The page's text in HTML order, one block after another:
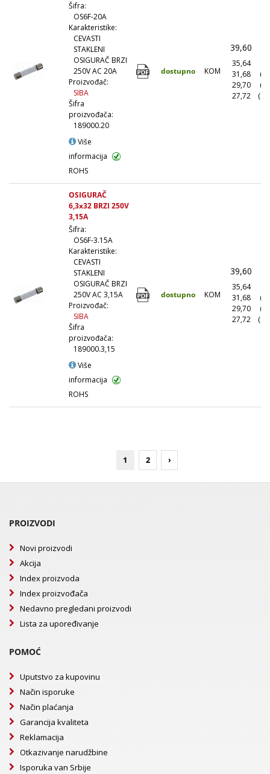
Šifra:
OS6F-20A
Karakteristike:
CEVASTI
STAKLENI
OSIGURAČ BRZI
250V AC 20A
Proizvođač:
SIBA
Šifra
proizvođača:
189000.20
Više
informacija
ROHS
dostupno KOM
39,60
35,64
31,68
29,70
27,72
OSIGURAČ
6,3x32 BRZI 250V
3,15A
Šifra:
OS6F-3.15A
Karakteristike:
CEVASTI
STAKLENI
OSIGURAČ BRZI
250V AC 3,15A
Proizvođač:
SIBA
Šifra
proizvođača:
189000.3,15
Više
informacija
ROHS
dostupno KOM
39,60
35,64
31,68
29,70
27,72
1 2 ›
PROIZVODI
Novi proizvodi
Akcija
Index proizvoda
Index proizvođača
Nedavno pregledani proizvodi
Lista za upoređivanje
POMOĆ
Uputstvo za kupovinu
Način isporuke
Način plaćanja
Garancija kvaliteta
Reklamacija
Otkazivanje narudžbine
Isporuka van Srbije